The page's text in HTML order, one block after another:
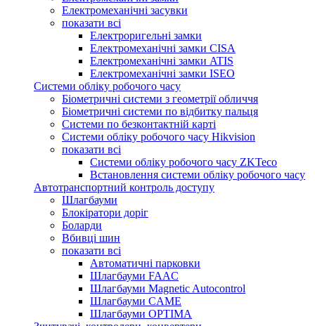
Електромеханічні засувки
показати всі
Електроригельні замки
Електромеханічні замки CISA
Електромеханічні замки ATIS
Електромеханічні замки ISEO
Системи обліку робочого часу
Біометричні системи з геометрії обличчя
Біометричні системи по відбитку пальця
Системи по безконтактній карті
Системи обліку робочого часу Hikvision
показати всі
Системи обліку робочого часу ZKTeco
Встановлення системи обліку робочого часу
Автотранспортний контроль доступу
Шлагбауми
Блокіратори доріг
Боларди
Вбивці шин
показати всі
Автоматичні парковки
Шлагбауми FAAC
Шлагбауми Magnetic Autocontrol
Шлагбауми CAME
Шлагбауми OPTIMA